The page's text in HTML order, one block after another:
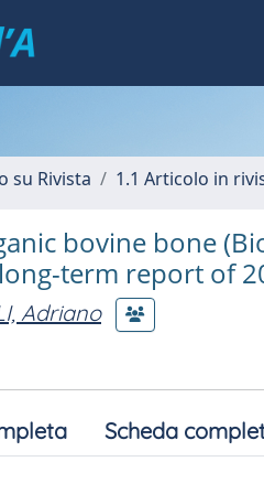
su Rivista 1.1 Articolo in
bovine bone
term report of
Adriano
Scheda